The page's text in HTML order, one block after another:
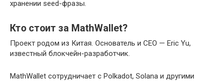
хранении seed-фразы.
Кто стоит за MathWallet?
Проект родом из Китая. Основатель и CEO — Eric Yu,
известный блокчейн-разработчик.
MathWallet сотрудничает с Polkadot, Solana и другими